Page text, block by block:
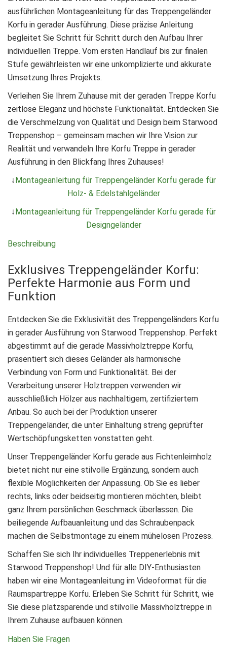
ausführlichen Montageanleitung für das Treppengeländer
Korfu in gerader Ausführung. Diese präzise Anleitung
begleitet Sie Schritt für Schritt durch den Aufbau Ihrer
individuellen Treppe. Vom ersten Handlauf bis zur finalen
Stufe gewährleisten wir eine unkomplizierte und akkurate
Umsetzung Ihres Projekts.
Verleihen Sie Ihrem Zuhause mit der geraden Treppe Korfu
zeitlose Eleganz und höchste Funktionalität. Entdecken Sie
die Verschmelzung von Qualität und Design beim Starwood
Treppenshop – gemeinsam machen wir Ihre Vision zur
Realität und verwandeln Ihre Korfu Treppe in gerader
Ausführung in den Blickfang Ihres Zuhauses!
↓Montageanleitung für Treppengeländer Korfu gerade für
Holz- & Edelstahlgeländer
↓Montageanleitung für Treppengeländer Korfu gerade für
Designgeländer
Beschreibung
Exklusives Treppengeländer Korfu:
Perfekte Harmonie aus Form und
Funktion
Entdecken Sie die Exklusivität des Treppengeländers Korfu
in gerader Ausführung von Starwood Treppenshop. Perfekt
abgestimmt auf die gerade Massivholztreppe Korfu,
präsentiert sich dieses Geländer als harmonische
Verbindung von Form und Funktionalität. Bei der
Verarbeitung unserer Holztreppen verwenden wir
ausschließlich Hölzer aus nachhaltigem, zertifiziertem
Anbau. So auch bei der Produktion unserer
Treppengeländer, die unter Einhaltung streng geprüfter
Wertschöpfungsketten vonstatten geht.
Unser Treppengeländer Korfu gerade aus Fichtenleimholz
bietet nicht nur eine stilvolle Ergänzung, sondern auch
flexible Möglichkeiten der Anpassung. Ob Sie es lieber
rechts, links oder beidseitig montieren möchten, bleibt
ganz Ihrem persönlichen Geschmack überlassen. Die
beiliegende Aufbauanleitung und das Schraubenpack
machen die Selbstmontage zu einem mühelosen Prozess.
Schaffen Sie sich Ihr individuelles Treppenerlebnis mit
Starwood Treppenshop! Und für alle DIY-Enthusiasten
haben wir eine Montageanleitung im Videoformat für die
Raumspartreppe Korfu. Erleben Sie Schritt für Schritt, wie
Sie diese platzsparende und stilvolle Massivholztreppe in
Ihrem Zuhause aufbauen können.
Haben Sie Fragen